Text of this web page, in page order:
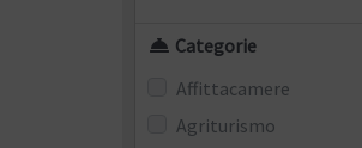
Categorie
Affittacamere
Agriturismo